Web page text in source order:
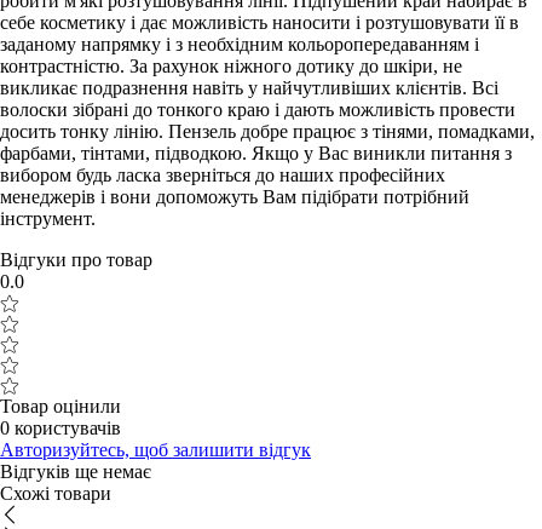
себе косметику і дає можливість наносити і розтушовувати її в
заданому напрямку і з необхідним кольоропередаванням і
контрастністю. За рахунок ніжного дотику до шкіри, не
викликає подразнення навіть у найчутливіших клієнтів. Всі
волоски зібрані до тонкого краю і дають можливість провести
досить тонку лінію. Пензель добре працює з тінями, помадками,
фарбами, тінтами, підводкою. Якщо у Вас виникли питання з
вибором будь ласка зверніться до наших професійних
менеджерів і вони допоможуть Вам підібрати потрібний
інструмент.
Відгуки про товар
0.0
Товар оцінили
0 користувачів
Авторизуйтесь, щоб залишити відгук
Відгуків ще немає
Схожі товари